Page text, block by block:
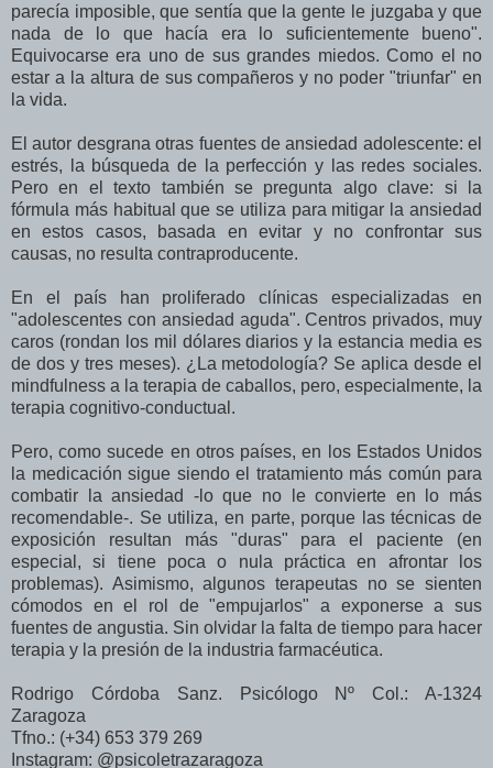
parecía imposible, que sentía que la gente le juzgaba y que
nada de lo que hacía era lo suficientemente bueno".
Equivocarse era uno de sus grandes miedos. Como el no
estar a la altura de sus compañeros y no poder "triunfar" en
la vida.
El autor desgrana otras fuentes de ansiedad adolescente: el
estrés, la búsqueda de la perfección y las redes sociales.
Pero en el texto también se pregunta algo clave: si la
fórmula más habitual que se utiliza para mitigar la ansiedad
en estos casos, basada en evitar y no confrontar sus
causas, no resulta contraproducente.
En el país han proliferado clínicas especializadas en
"adolescentes con ansiedad aguda". Centros privados, muy
caros (rondan los mil dólares diarios y la estancia media es
de dos y tres meses). ¿La metodología? Se aplica desde el
mindfulness a la terapia de caballos, pero, especialmente, la
terapia cognitivo-conductual.
Pero, como sucede en otros países, en los Estados Unidos
la medicación sigue siendo el tratamiento más común para
combatir la ansiedad -lo que no le convierte en lo más
recomendable-. Se utiliza, en parte, porque las técnicas de
exposición resultan más "duras" para el paciente (en
especial, si tiene poca o nula práctica en afrontar los
problemas). Asimismo, algunos terapeutas no se sienten
cómodos en el rol de "empujarlos" a exponerse a sus
fuentes de angustia. Sin olvidar la falta de tiempo para hacer
terapia y la presión de la industria farmacéutica.
Rodrigo Córdoba Sanz. Psicólogo Nº Col.: A-1324
Zaragoza
Tfno.: (+34) 653 379 269
Instagram: @psicoletrazaragoza